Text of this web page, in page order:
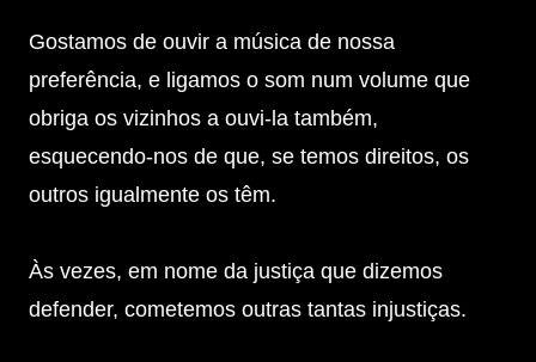
Gostamos de ouvir a música de nossa
preferência, e ligamos o som num volume que
obriga os vizinhos a ouvi-la também,
esquecendo-nos de que, se temos direitos, os
outros igualmente os têm.
Às vezes, em nome da justiça que dizemos
defender, cometemos outras tantas injustiças.